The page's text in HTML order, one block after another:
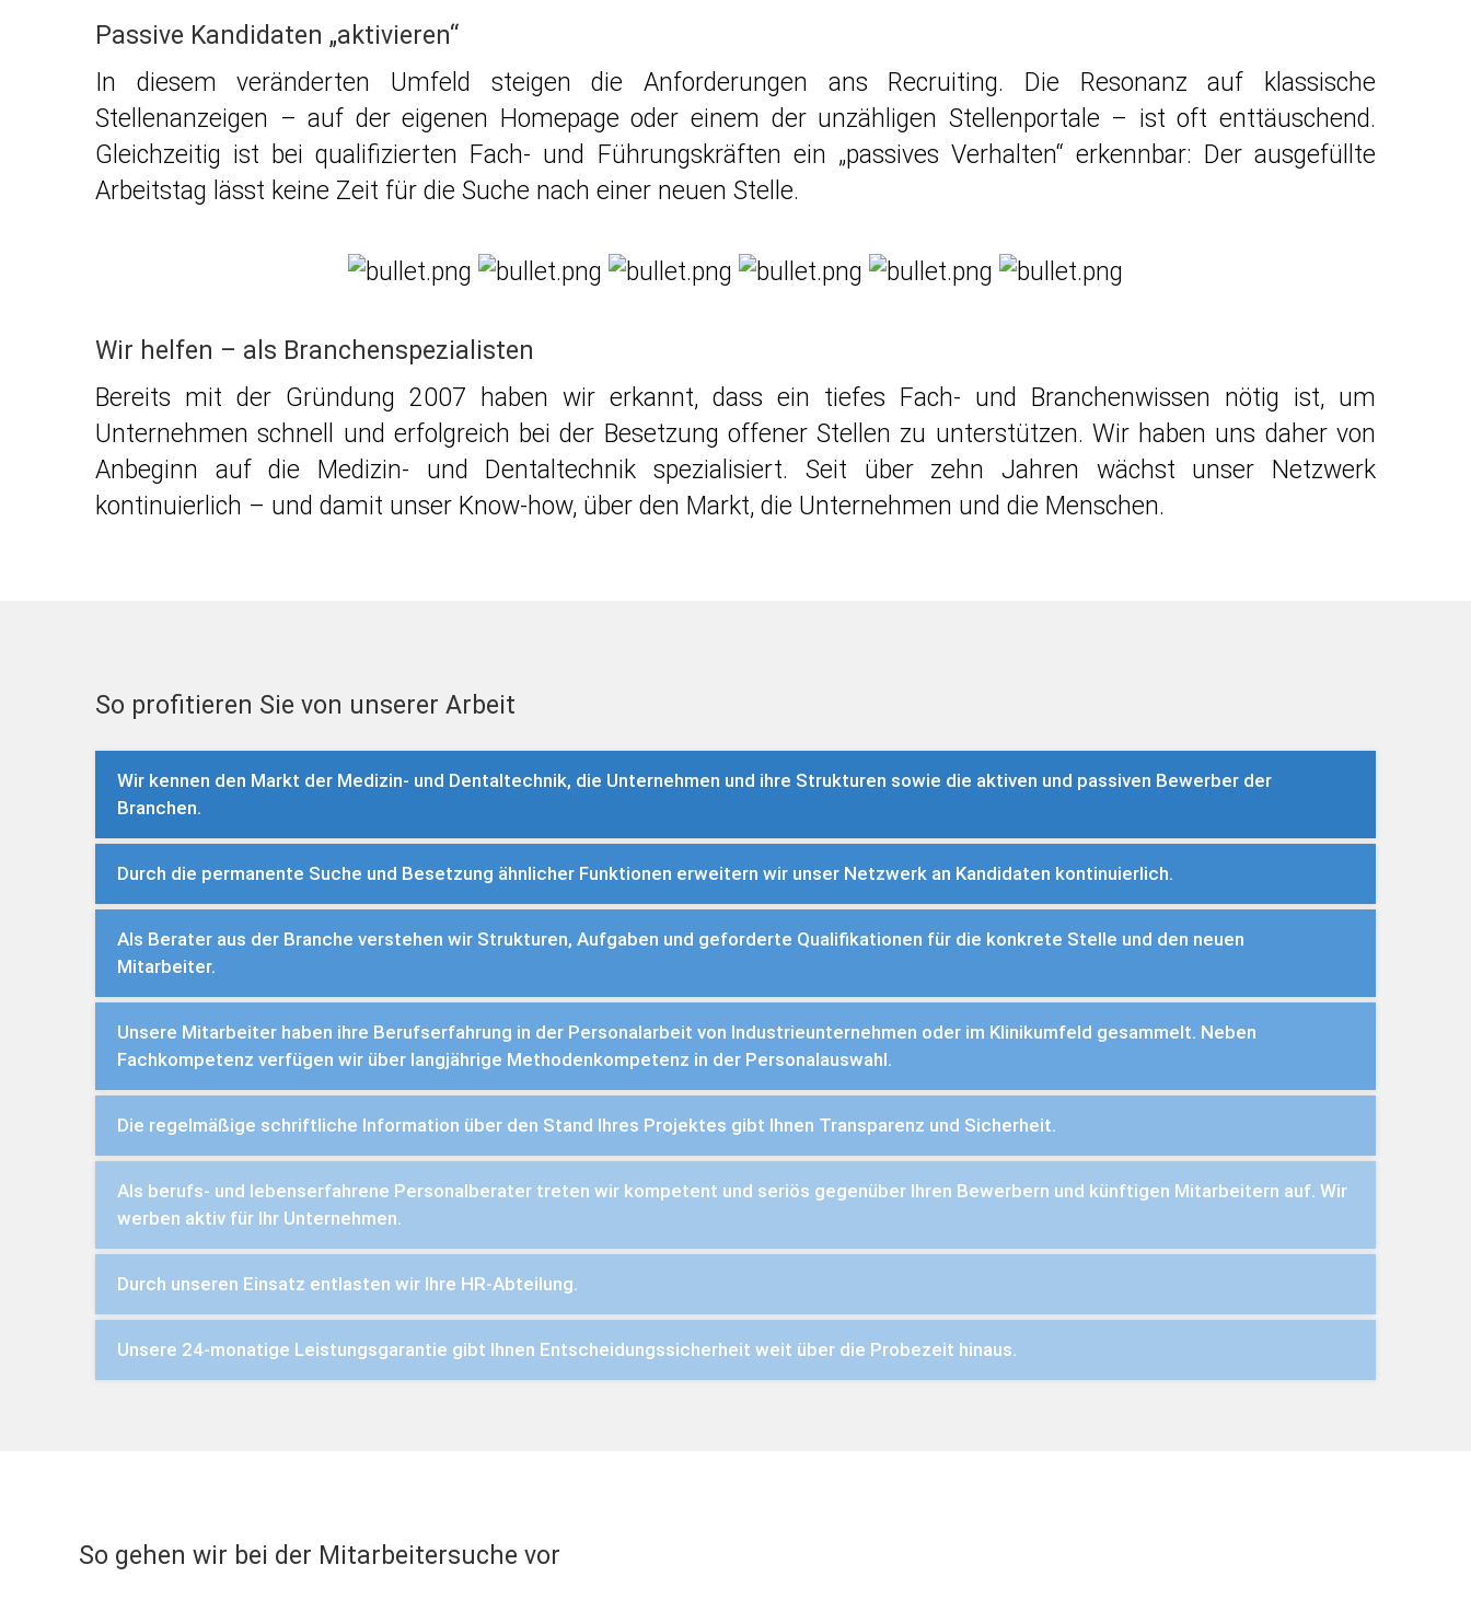
Passive Kandidaten „aktivieren“
In diesem veränderten Umfeld steigen die Anforderungen ans Recruiting. Die Resonanz auf klassische
Stellenanzeigen – auf der eigenen Homepage oder einem der unzähligen Stellenportale – ist oft enttäuschend.
Gleichzeitig ist bei qualifizierten Fach- und Führungskräften ein „passives Verhalten“ erkennbar: Der ausgefüllte
Arbeitstag lässt keine Zeit für die Suche nach einer neuen Stelle.
Wir helfen – als Branchenspezialisten
Bereits mit der Gründung 2007 haben wir erkannt, dass ein tiefes Fach- und Branchenwissen nötig ist, um
Unternehmen schnell und erfolgreich bei der Besetzung offener Stellen zu unterstützen. Wir haben uns daher von
Anbeginn auf die Medizin- und Dentaltechnik spezialisiert. Seit über zehn Jahren wächst unser Netzwerk
kontinuierlich – und damit unser Know-how, über den Markt, die Unternehmen und die Menschen.
So profitieren Sie von unserer Arbeit
Wir kennen den Markt der Medizin- und Dentaltechnik, die Unternehmen und ihre Strukturen sowie die aktiven und passiven Bewerber der
Branchen.
Durch die permanente Suche und Besetzung ähnlicher Funktionen erweitern wir unser Netzwerk an Kandidaten kontinuierlich.
Als Berater aus der Branche verstehen wir Strukturen, Aufgaben und geforderte Qualifikationen für die konkrete Stelle und den neuen
Mitarbeiter.
Unsere Mitarbeiter haben ihre Berufserfahrung in der Personalarbeit von Industrieunternehmen oder im Klinikumfeld gesammelt. Neben
Fachkompetenz verfügen wir über langjährige Methodenkompetenz in der Personalauswahl.
Die regelmäßige schriftliche Information über den Stand Ihres Projektes gibt Ihnen Transparenz und Sicherheit.
Als berufs- und lebenserfahrene Personalberater treten wir kompetent und seriös gegenüber Ihren Bewerbern und künftigen Mitarbeitern auf. Wir
werben aktiv für Ihr Unternehmen.
Durch unseren Einsatz entlasten wir Ihre HR-Abteilung.
Unsere 24-monatige Leistungsgarantie gibt Ihnen Entscheidungssicherheit weit über die Probezeit hinaus.
So gehen wir bei der Mitarbeitersuche vor